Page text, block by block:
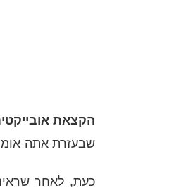
הקצאת
כעת, לאחר